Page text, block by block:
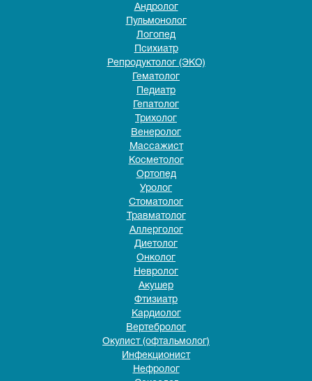
Андролог
Пульмонолог
Логопед
Психиатр
Репродуктолог (ЭКО)
Гематолог
Педиатр
Гепатолог
Трихолог
Венеролог
Массажист
Косметолог
Ортопед
Уролог
Стоматолог
Травматолог
Аллерголог
Диетолог
Онколог
Невролог
Акушер
Фтизиатр
Кардиолог
Вертебролог
Окулист (офтальмолог)
Инфекционист
Нефролог